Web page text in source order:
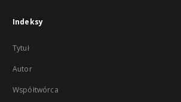
Indeksy
Tytuł
Autor
Współtwórca